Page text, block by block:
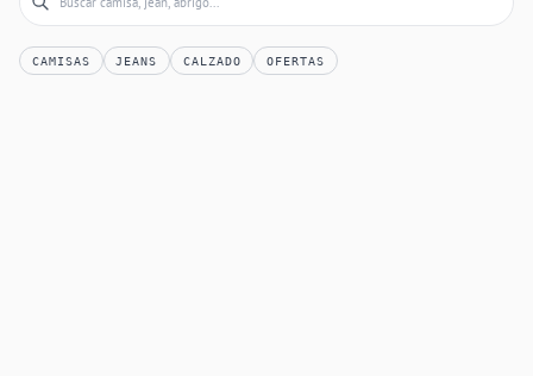
CAMISAS JEANS CALZADO OFERTAS